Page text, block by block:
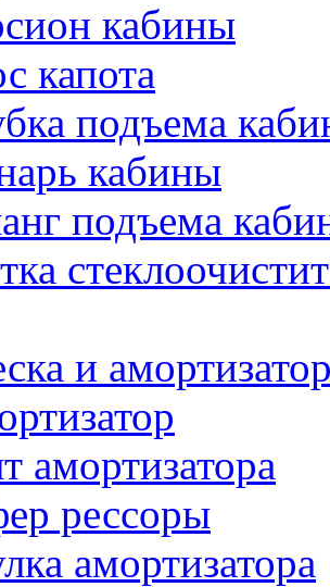
кабины
капота
подъема
кабины
подъема
и
амортизатора
рессоры
амортизатора